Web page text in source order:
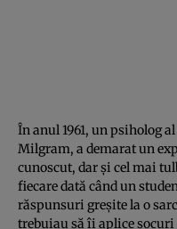
În anul 1961, un psiholog
Milgram, a demarat un
cunoscut, dar şi cel mai
fiecare dată când un
răspunsuri greşite la o
trebuiau să îi aplice şocuri